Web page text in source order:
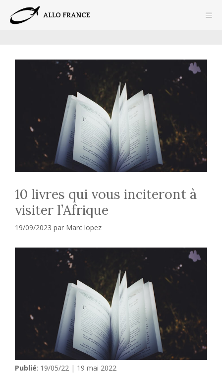
contenu
10 livres qui vous inciteront à
visiter l’Afrique
19/09/2023 par Marc lopez
Publié: 19/05/22 | 19 mai 2022